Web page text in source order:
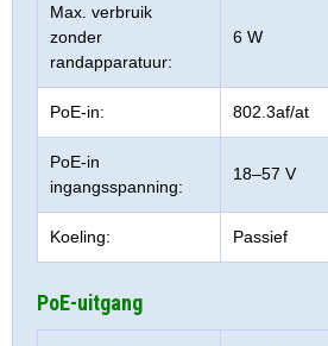
Max. verbruik
zonder
randapparatuur:
6 W
PoE-in: 802.3af/at
PoE-in
ingangsspanning:
18–57 V
Koeling: Passief
PoE-uitgang